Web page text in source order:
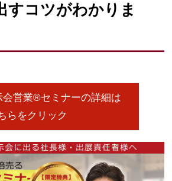
すコツがわかりま
会営業®セミナーの詳細は
らをクリック